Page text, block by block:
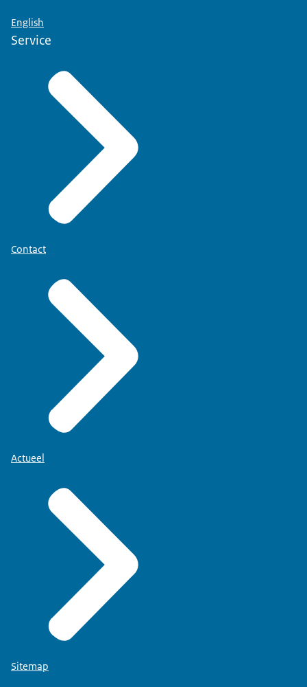
English
Service
Contact
Actueel
Sitemap